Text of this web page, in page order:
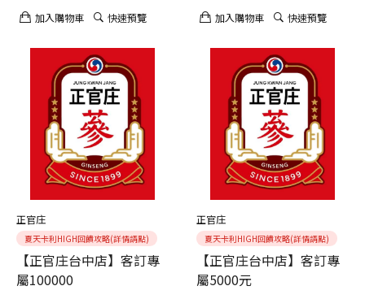
加入購物車 快速預覽 加入購物車 快速預覽
正官庄
夏天卡利HIGH回饋攻略(詳情請點)
【正官庄台中店】客訂專
屬100000
正官庄
夏天卡利HIGH回饋攻略(詳情請點)
【正官庄台中店】客訂專
屬5000元